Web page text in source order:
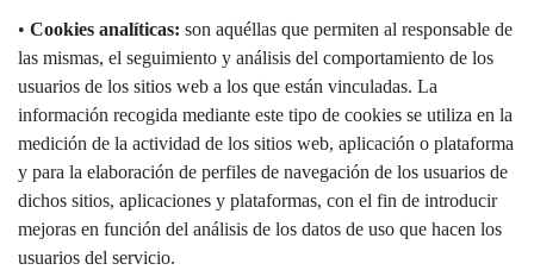
• Cookies analíticas: son aquéllas que permiten al responsable de
las mismas, el seguimiento y análisis del comportamiento de los
usuarios de los sitios web a los que están vinculadas. La
información recogida mediante este tipo de cookies se utiliza en la
medición de la actividad de los sitios web, aplicación o plataforma
y para la elaboración de perfiles de navegación de los usuarios de
dichos sitios, aplicaciones y plataformas, con el fin de introducir
mejoras en función del análisis de los datos de uso que hacen los
usuarios del servicio.